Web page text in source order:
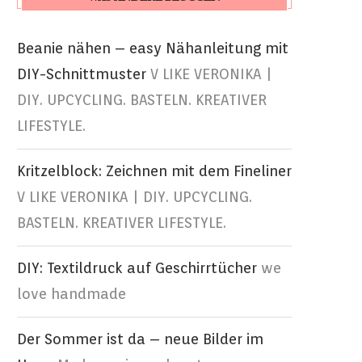
Beanie nähen – easy Nähanleitung mit
DIY-Schnittmuster V LIKE VERONIKA |
DIY. UPCYCLING. BASTELN. KREATIVER
LIFESTYLE.
Kritzelblock: Zeichnen mit dem Fineliner
V LIKE VERONIKA | DIY. UPCYCLING.
BASTELN. KREATIVER LIFESTYLE.
DIY: Textildruck auf Geschirrtücher we
love handmade
Der Sommer ist da – neue Bilder im